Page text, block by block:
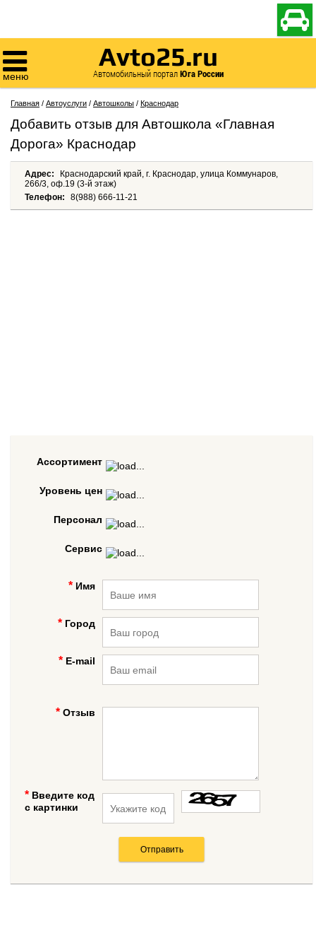


меню
Avto25.ru
Автомобильный порталЮга России
Главная / Автоуслуги / Автошколы / Краснодар
Добавить отзыв для Автошкола «Главная
Дорога» Краснодар
Адрес:
Краснодарский край, г. Краснодар, улица Коммунаров,
266/3, оф.19 (3-й этаж)
Телефон:
8(988) 666-11-21
Ассортимент
Уровень цен
Персонал
Сервис
Имя
Город
E-mail
Отзыв
Введите код
с картинки